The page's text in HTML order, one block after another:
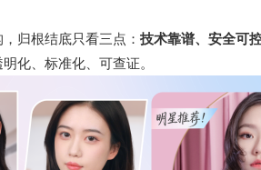
归根结底只看三点： 技术靠谱、安全可
化、标准化、可查证。